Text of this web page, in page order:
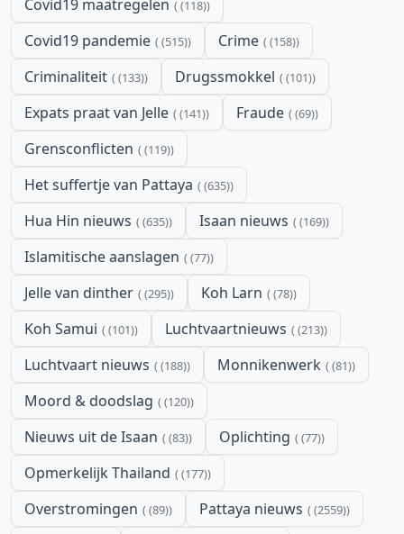
Covid19 maatregelen (118)
Covid19 pandemie (515) Crime (158)
Criminaliteit (133) Drugssmokkel (101)
Expats praat van Jelle (141) Fraude (69)
Grensconflicten (119)
Het suffertje van Pattaya (635)
Hua Hin nieuws (635) Isaan nieuws (169)
Islamitische aanslagen (77)
Jelle van dinther (295) Koh Larn (78)
Koh Samui (101) Luchtvaartnieuws (213)
Luchtvaart nieuws (188) Monnikenwerk (81)
Moord & doodslag (120)
Nieuws uit de Isaan (83) Oplichting (77)
Opmerkelijk Thailand (177)
Overstromingen (89) Pattaya nieuws (2559)